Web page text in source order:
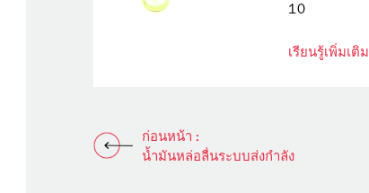
10
เรียนรู้เพิ่มเติม
ก่อนหน้า :
น้ำมันหล่อลื่นระบบส่งกำลัง